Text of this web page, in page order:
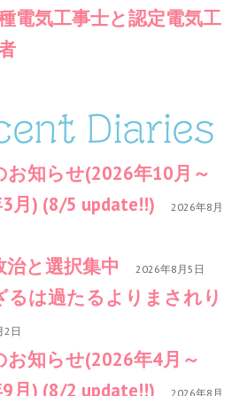
電気工事士と認定電気工
Diaries
お知らせ(2026年10月～
月) (8/5 update!!)
2026年8月
治と選択集中 2026年8月5日
るは過たるよりまされり
2日
お知らせ(2026年4月～
月) (8/2 update!!)
2026年8月